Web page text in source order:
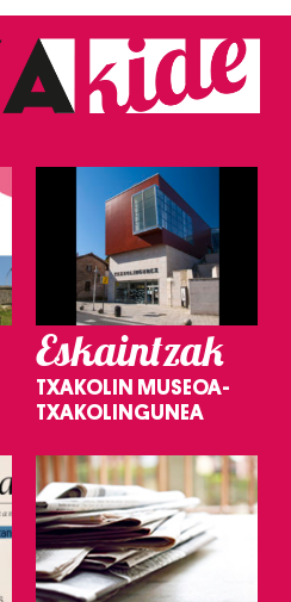
Eskaintzak
TXAKOLIN MUSEOA-
TXAKOLINGUNEA